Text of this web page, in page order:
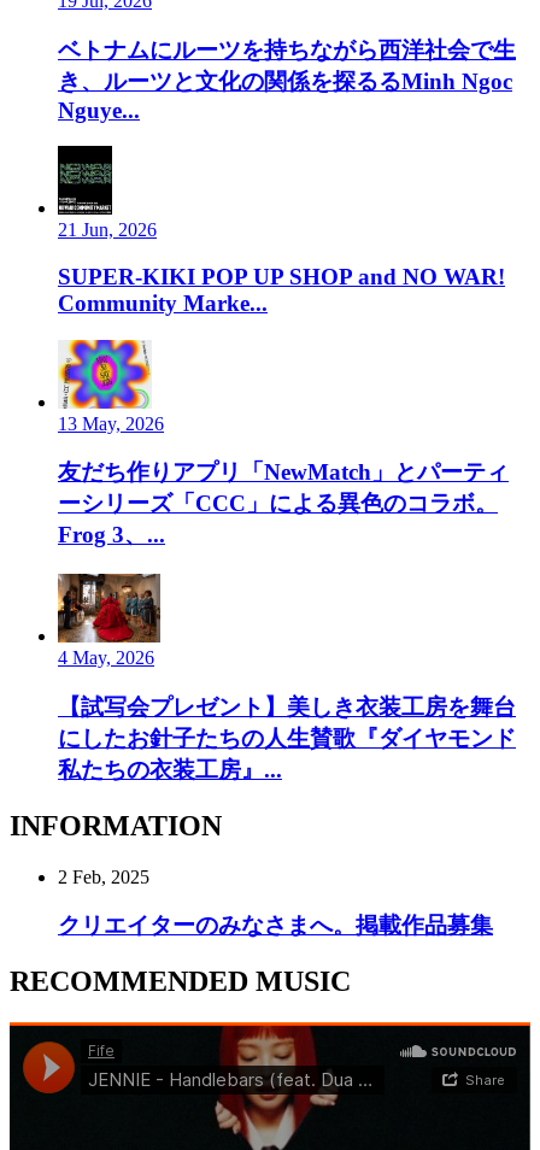
ベトナムにルーツを持ちながら西洋社会で生
き、ルーツと文化の関係を探るるMinh Ngoc
Nguye...
21 Jun, 2026
SUPER-KIKI POP UP SHOP and NO WAR!
Community Marke...
13 May, 2026
友だち作りアプリ「NewMatch」とパーティ
ーシリーズ「CCC」による異色のコラボ。
Frog 3、...
4 May, 2026
【試写会プレゼント】美しき衣装工房を舞台
にしたお針子たちの人生賛歌『ダイヤモンド
私たちの衣装工房』...
INFORMATION
2 Feb, 2025
クリエイターのみなさまへ。掲載作品募集
RECOMMENDED MUSIC